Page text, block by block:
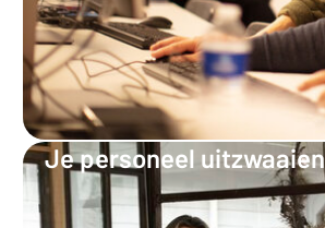
Je personeel uitzwaaien